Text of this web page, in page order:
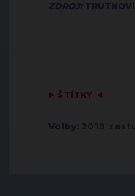
ZDROJ:
▶ ŠTÍTKY ◀
Volby: 2018